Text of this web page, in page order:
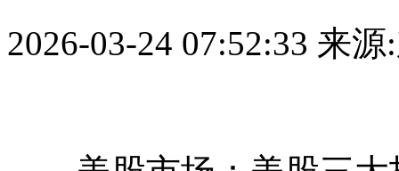
2026-03-24 07:52:33 来源